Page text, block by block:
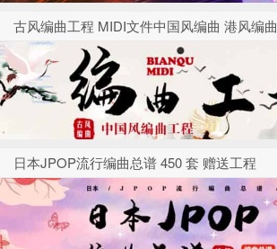
古风编曲工程 MIDI文件中国风编曲 港风编曲
日本JPOP流行编曲总谱 450 套 赠送工程